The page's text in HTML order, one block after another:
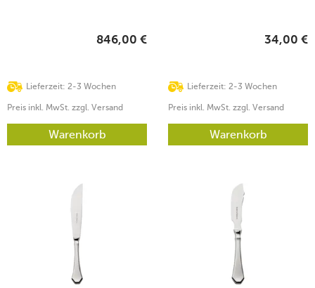
Lieferzeit: 2-3 Wochen
846,00 €
Preis inkl. MwSt. zzgl. Versand
Warenkorb
Lieferzeit: 2-3 Wochen
34,00 €
Preis inkl. MwSt. zzgl. Versand
Warenkorb